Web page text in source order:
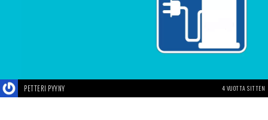
PETTERI PYYNY 4 VUOTTA SITTEN